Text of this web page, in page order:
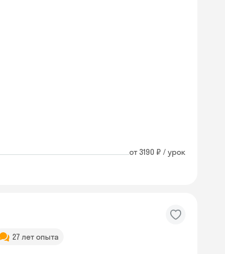
от 3190 ₽ / урок
27 лет опыта